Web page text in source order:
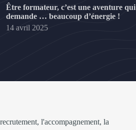
Être formateur, c’est une aventure qui
demande … beaucoup d’énergie !
14 avril 2025
l'accompagnement, la